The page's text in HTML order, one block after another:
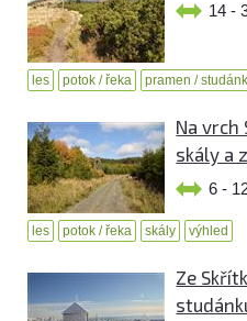
14 -
les potok / řeka pramen /
Na vrch
skály a
6 -
les potok / řeka skály výhled
Ze